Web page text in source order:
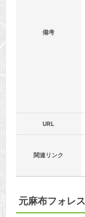
備考
URL
関連リンク
元麻布フォレ